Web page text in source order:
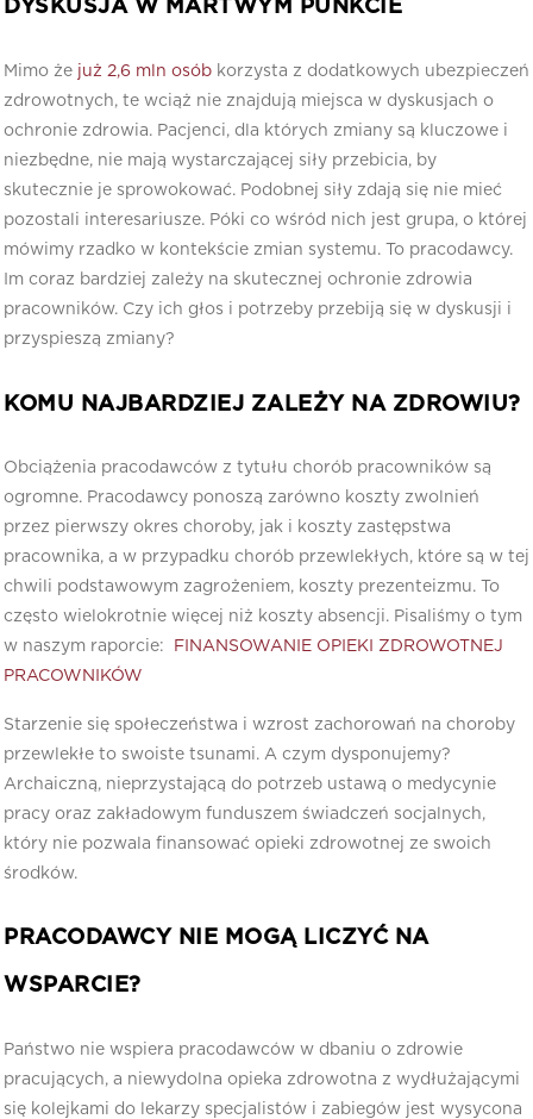
DYSKUSJA W MARTWYM PUNKCIE
Mimo że już 2,6 mln osób korzysta z dodatkowych ubezpieczeń
zdrowotnych, te wciąż nie znajdują miejsca w dyskusjach o
ochronie zdrowia. Pacjenci, dla których zmiany są kluczowe i
niezbędne, nie mają wystarczającej siły przebicia, by
skutecznie je sprowokować. Podobnej siły zdają się nie mieć
pozostali interesariusze. Póki co wśród nich jest grupa, o której
mówimy rzadko w kontekście zmian systemu. To pracodawcy.
Im coraz bardziej zależy na skutecznej ochronie zdrowia
pracowników. Czy ich głos i potrzeby przebiją się w dyskusji i
przyspieszą zmiany?
KOMU NAJBARDZIEJ ZALEŻY NA ZDROWIU?
Obciążenia pracodawców z tytułu chorób pracowników są
ogromne. Pracodawcy ponoszą zarówno koszty zwolnień
przez pierwszy okres choroby, jak i koszty zastępstwa
pracownika, a w przypadku chorób przewlekłych, które są w tej
chwili podstawowym zagrożeniem, koszty prezenteizmu. To
często wielokrotnie więcej niż koszty absencji. Pisaliśmy o tym
w naszym raporcie:
FINANSOWANIE OPIEKI ZDROWOTNEJ
PRACOWNIKÓW
Starzenie się społeczeństwa i wzrost zachorowań na choroby
przewlekłe to swoiste tsunami. A czym dysponujemy?
Archaiczną, nieprzystającą do potrzeb ustawą o medycynie
pracy oraz zakładowym funduszem świadczeń socjalnych,
który nie pozwala finansować opieki zdrowotnej ze swoich
środków.
PRACODAWCY NIE MOGĄ LICZYĆ NA
WSPARCIE?
Państwo nie wspiera pracodawców w dbaniu o zdrowie
pracujących, a niewydolna opieka zdrowotna z wydłużającymi
się kolejkami do lekarzy specjalistów i zabiegów jest wysycona